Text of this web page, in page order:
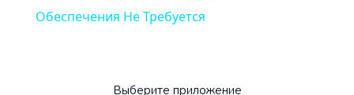
Обеспечения Не Требуется
Выберите приложение